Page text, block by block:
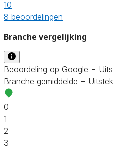
10
8 beoordelingen
Branche vergelijking
Beoordeling op Google =
Branche gemiddelde =
0
1
2
3